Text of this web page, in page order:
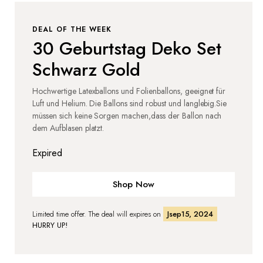
DEAL OF THE WEEK
30 Geburtstag Deko Set
Schwarz Gold
Hochwertige Latexballons und Folienballons, geeignet für
Luft und Helium. Die Ballons sind robust und langlebig.Sie
müssen sich keine Sorgen machen,dass der Ballon nach
dem Aufblasen platzt.
Expired
Shop Now
Limited time offer. The deal will expires on
Jsep15, 2024
HURRY UP!